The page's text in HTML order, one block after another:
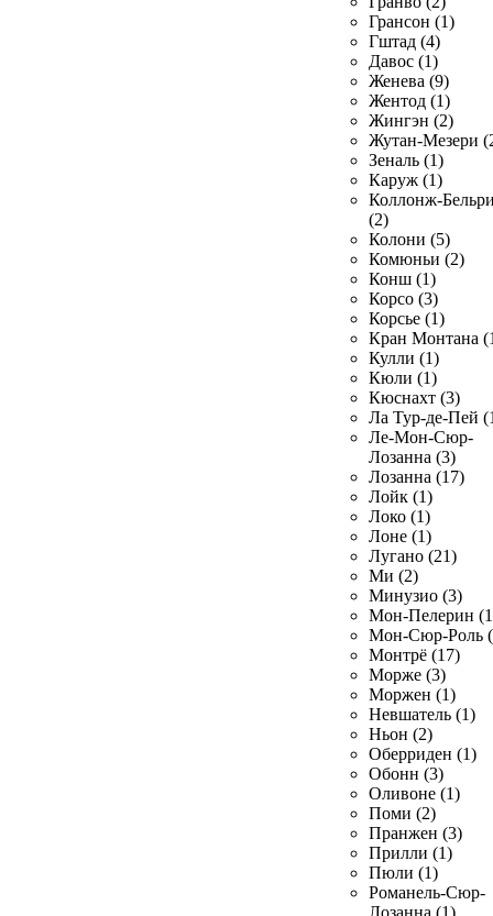
Грансон (1)
Гштад (4)
Давос (1)
Женева (9)
Жентод (1)
Жингэн (2)
Жутан-Мезери
Зеналь (1)
Каруж (1)
Коллонж-
(2)
Колони (5)
Комюньи (2)
Конш (1)
Корсо (3)
Корсье (1)
Кран Монтана
Кулли (1)
Кюли (1)
Кюснахт (3)
Ла Тур-де-Пей
Ле-Мон-Сюр-
Лозанна (3)
Лозанна (17)
Лойк (1)
Локо (1)
Лоне (1)
Лугано (21)
Ми (2)
Минузио (3)
Мон-Пелерин
Мон-Сюр-Роль
Монтрё (17)
Морже (3)
Моржен (1)
Невшатель (1)
Ньон (2)
Оберриден (1)
Обонн (3)
Оливоне (1)
Поми (2)
Пранжен (3)
Прилли (1)
Пюли (1)
Романель-Сюр-
Лозанна (1)